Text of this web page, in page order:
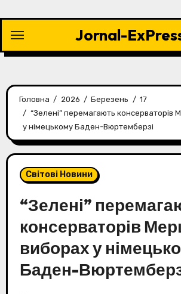
контенту
Jornal-
Головна 2026 Березень
17
“Зелені” перемагають консерваторів
у німецькому Баден-Вюртемберзі
Світові Новини
“Зелені”
консерваторів
виборах у
Баден-